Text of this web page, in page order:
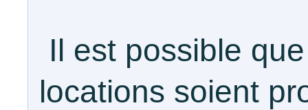
Il est possible
locations soient